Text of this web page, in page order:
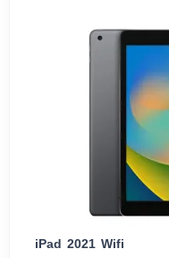
iPad 2021 Wifi